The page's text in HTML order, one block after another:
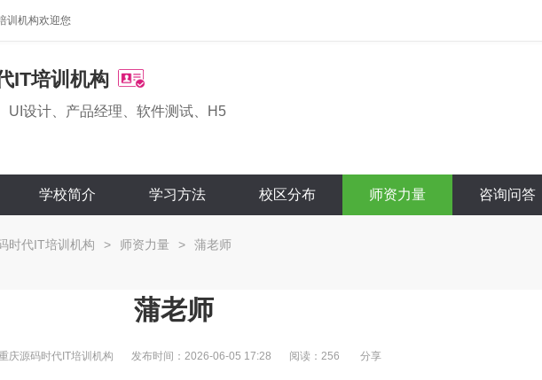
训机构欢迎您
IT培训机构
UI设计、产品经理、软件测试、H5
学校简介 学习方法 校区分布 师资力量 咨询问答
时代IT培训机构 > 师资力量 > 蒲老师
蒲老师
庆源码时代IT培训机构 发布时间：2026-06-05 17:28 阅读：256 分享